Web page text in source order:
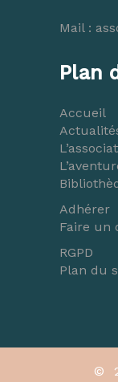
Mail :
Plan
Accueil
Adhérer
Faire un
RGPD
Plan du
©